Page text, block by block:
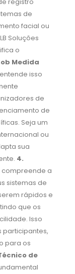
de
facial ou
Soluções
o
Medida
isso
de
de
Seja um
ou
sua
4.
compreende a
sistemas de
rápidos e
que os
Isso
participantes,
para os
de